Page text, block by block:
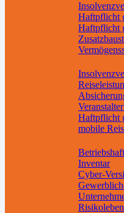
Haftpflicht
Haftpflicht
Haftpflicht
mobile
Inventar
Cyber-